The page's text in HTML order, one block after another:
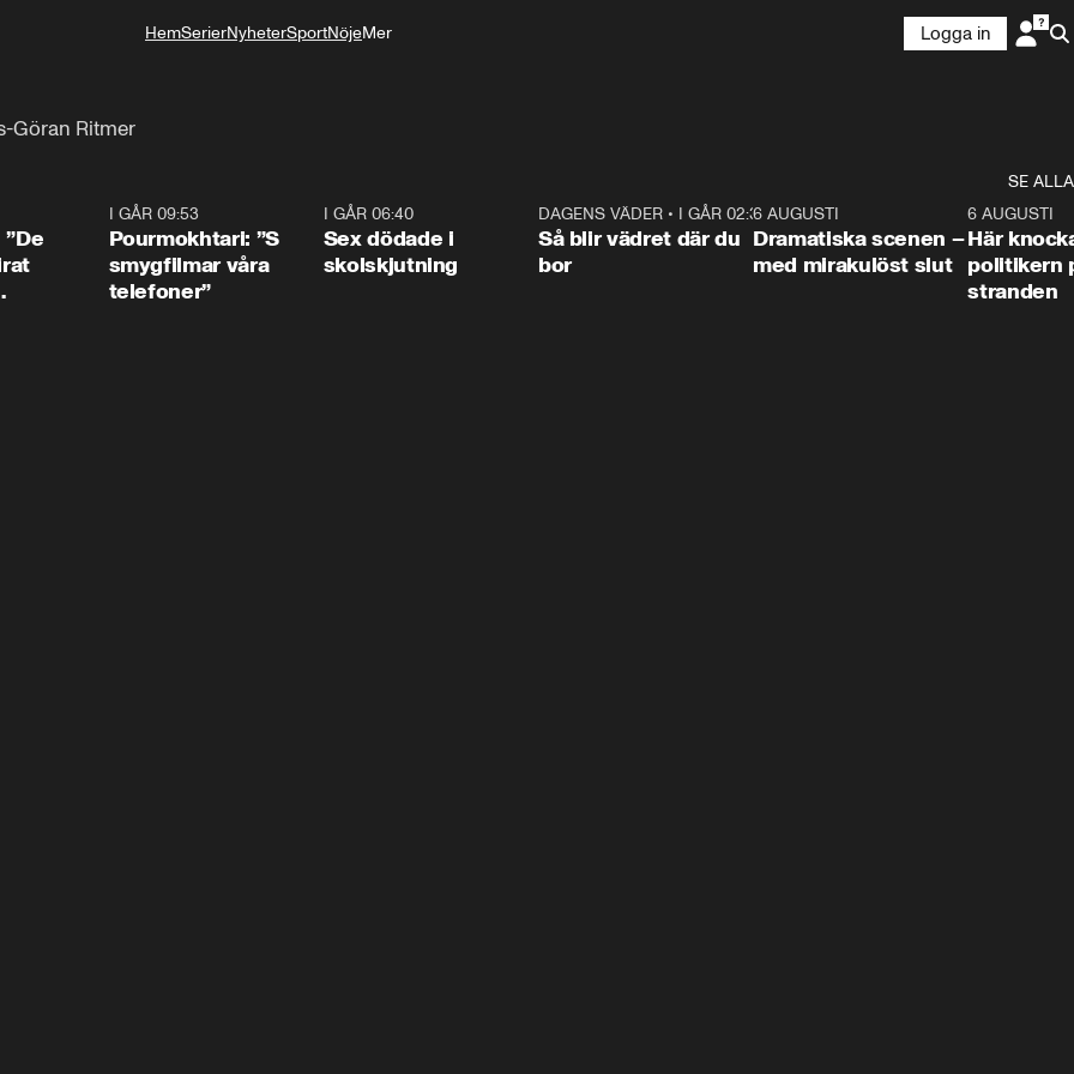
HemSerierNyheterSportNöjeMer
Logga in
Göran Ritmer
SE ALLA
I GÅR 09:53
Pourmokhtari: ”S
smygfilmar våra
telefoner”
I GÅR 06:40
Sex dödade i
skolskjutning
1:06
DAGENS VÄDER• I GÅR 02:30
Så blir vädret där du
bor
0:42
6 AUGUSTI
Dramatiska scenen –
med mirakulöst slut
6 AUGUSTI
Här
politikern
stranden